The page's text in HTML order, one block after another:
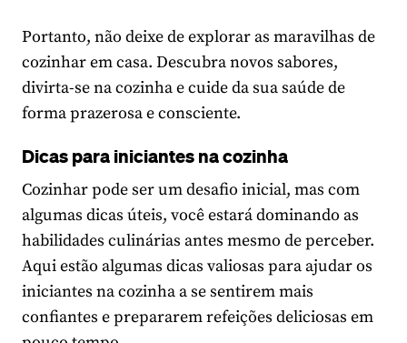
Portanto, não deixe de explorar as maravilhas de
cozinhar em casa. Descubra novos sabores,
divirta-se na cozinha e cuide da sua saúde de
forma prazerosa e consciente.
Dicas para iniciantes na cozinha
Cozinhar pode ser um desafio inicial, mas com
algumas dicas úteis, você estará dominando as
habilidades culinárias antes mesmo de perceber.
Aqui estão algumas dicas valiosas para ajudar os
iniciantes na cozinha a se sentirem mais
confiantes e prepararem refeições deliciosas em